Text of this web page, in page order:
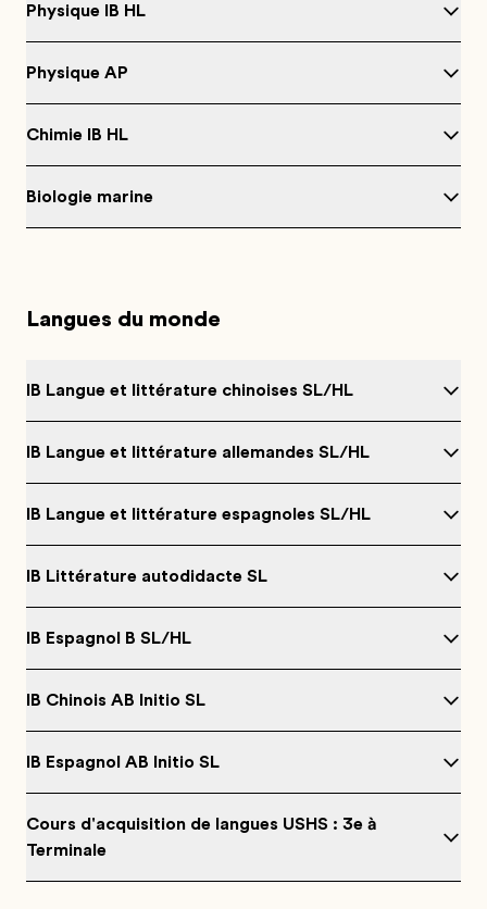
Physique IB HL
Physique AP
Chimie IB HL
Biologie marine
Langues du monde
IB Langue et littérature chinoises SL/HL
IB Langue et littérature allemandes SL/HL
IB Langue et littérature espagnoles SL/HL
IB Littérature autodidacte SL
IB Espagnol B SL/HL
IB Chinois AB Initio SL
IB Espagnol AB Initio SL
Cours d'acquisition de langues USHS : 3e à
Terminale